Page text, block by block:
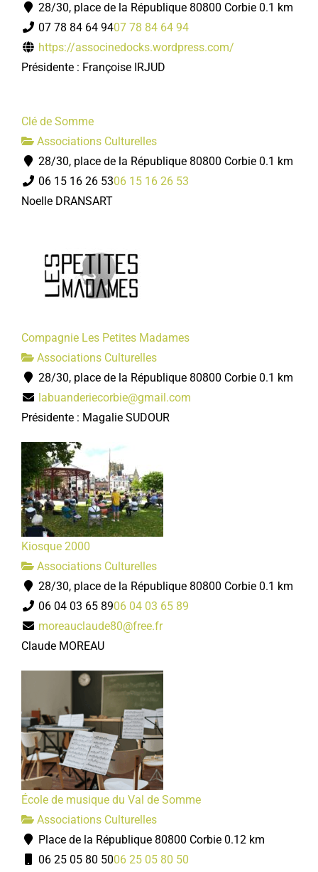
28/30, place de la République 80800 Corbie 0.1 km
07 78 84 64 9407 78 84 64 94
https://associnedocks.wordpress.com/
Présidente : Françoise IRJUD
Clé de Somme
Associations Culturelles
28/30, place de la République 80800 Corbie 0.1 km
06 15 16 26 5306 15 16 26 53
Noelle DRANSART
Compagnie Les Petites Madames
Associations Culturelles
28/30, place de la République 80800 Corbie 0.1 km
labuanderiecorbie@gmail.com
Présidente : Magalie SUDOUR
Kiosque 2000
Associations Culturelles
28/30, place de la République 80800 Corbie 0.1 km
06 04 03 65 8906 04 03 65 89
moreauclaude80@free.fr
Claude MOREAU
École de musique du Val de Somme
Associations Culturelles
Place de la République 80800 Corbie 0.12 km
06 25 05 80 5006 25 05 80 50